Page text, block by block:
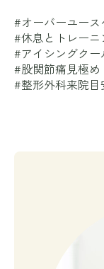
#オーバーユース
#休息とトレー
#アイシングクー
#股関節痛見極め
#整形外科来院目